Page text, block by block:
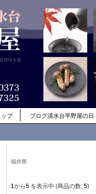
プ ブログ清水台平野屋の日
福井県
1から5 を表示中 (商品の数: 5)